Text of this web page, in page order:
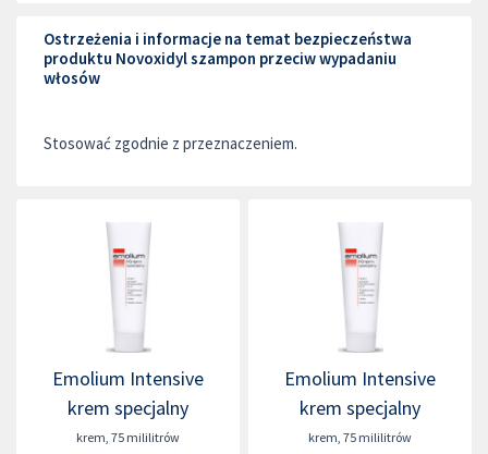
Ostrzeżenia i informacje na temat bezpieczeństwa
produktu Novoxidyl szampon przeciw wypadaniu
włosów
Stosować zgodnie z przeznaczeniem.
Emolium Intensive
krem specjalny
krem, 75 mililitrów
Emolium Intensive
krem specjalny
krem, 75 mililitrów